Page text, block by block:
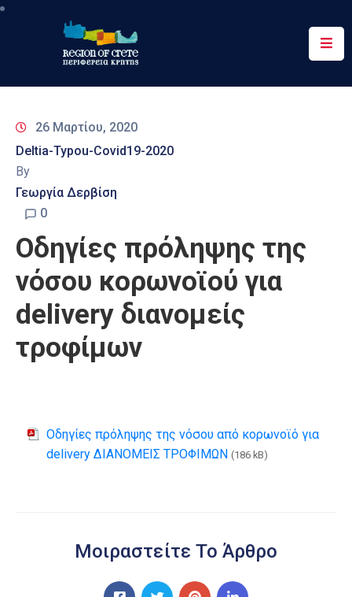
Περιφέρεια
&
Δράσεις
Ψηφιακές
Υπηρεσίες
Επικοινωνία
26 Μαρτίου, 2020
Deltia-Typou-Covid19-2020
By
Γεωργία Δερβίση
0
Οδηγίες πρόληψης της
νόσου κορωνοϊού για
delivery διανομείς
τροφίμων
Οδηγίες πρόληψης της νόσου από κορωνοϊό για
delivery ΔΙΑΝΟΜΕΙΣ ΤΡΟΦΙΜΩΝ (186 kB)
Μοιραστείτε Το Άρθρο